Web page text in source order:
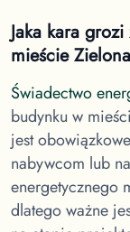
Jaka kara
mieście
Świadectwo
budynku w
jest
nabywcom lub
energetycznego
dlatego ważne